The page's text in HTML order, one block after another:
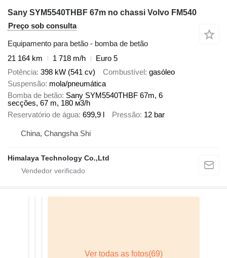
Sany SYM5540THBF 67m no chassi Volvo FM540
Preço sob consulta
Equipamento para betão - bomba de betão
21 164 km
1 718 m/h
Euro 5
Potência 398 kW (541 cv) Combustível gasóleo
Suspensão mola/pneumática
Bomba de betão Sany SYM5540THBF 67m, 6
secções, 67 m, 180 м3/h
Reservatório de água 699,9 l Pressão 12 bar
China, Changsha Shi
Himalaya Technology Co.,Ltd